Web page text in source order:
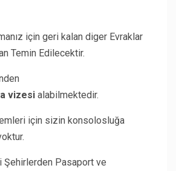
için geri kalan diger Evraklar
Temin Edilecektir.
vizesi alabilmektedir.
için sizin konsolosluğa
Şehirlerden Pasaport ve